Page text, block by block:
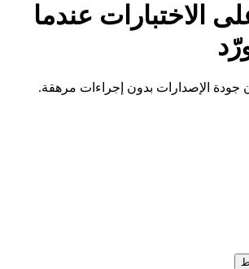
الاختبارات عندما
الإصدارات بدون إجراءات مرهقة.